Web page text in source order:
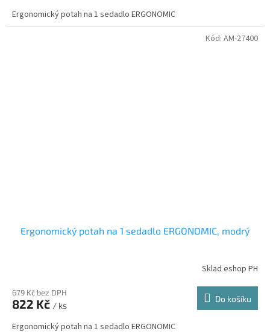
Ergonomický potah na 1 sedadlo ERGONOMIC
Ergonomický potah na 1 sedadlo ERGONOMIC, modrý
Sklad eshop PH
679 Kč bez DPH
822 Kč / ks
Do košíku
Ergonomický potah na 1 sedadlo ERGONOMIC
Kód: AM-27400